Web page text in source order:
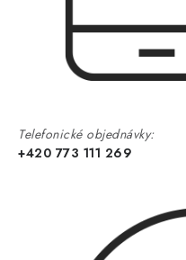
Telefonické objednávky:
+420 773 111 269